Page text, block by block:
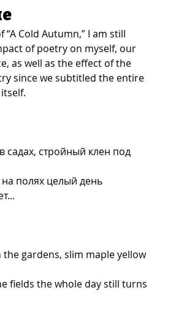
Cold Autumn,” I am still
of poetry on myself, our
as well as the effect of the
since we subtitled the entire
садах, стройный клен под
полях целый день
gardens, slim maple yellow
fields the whole day still turns